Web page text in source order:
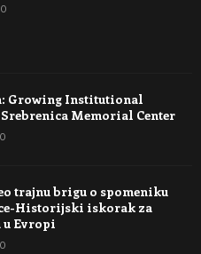
0
Growing Institutional
Srebrenica Memorial Center
0
trajnu brigu o spomeniku
Historijski iskorak za
u Evropi
0